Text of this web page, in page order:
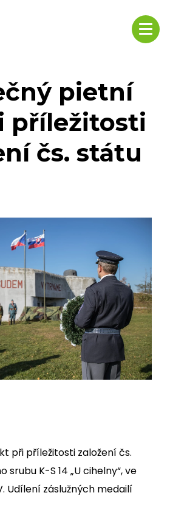
pietní
příležitosti
čs. státu
při příležitosti založení čs.
K-S 14 „U cihelny“, ve
Udílení záslužných medailí